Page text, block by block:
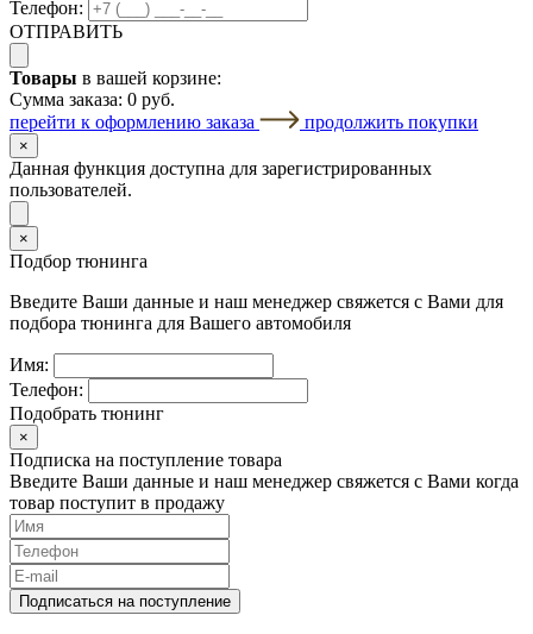
Телефон:
ОТПРАВИТЬ
Товары в вашей корзине:
Сумма заказа: 0 руб.
перейти к оформлению заказа
продолжить покупки
×
Данная функция доступна для зарегистрированных
пользователей.
×
Подбор тюнинга
Введите Ваши данные и наш менеджер свяжется с Вами для
подбора тюнинга для Вашего автомобиля
Имя:
Телефон:
Подобрать тюнинг
×
Подписка на поступление товара
Введите Ваши данные и наш менеджер свяжется с Вами когда
товар поступит в продажу